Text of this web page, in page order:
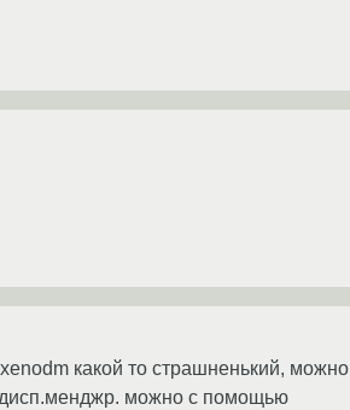
какой то страшненький, можно
дисп.менджр. можно с помощью